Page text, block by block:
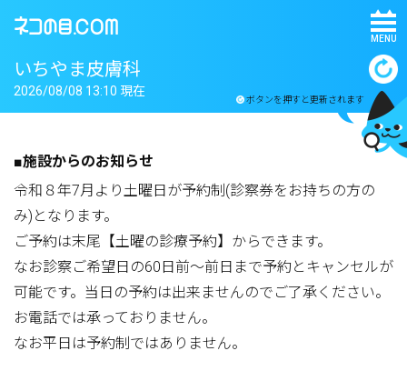
MENU
いちやま皮膚科
ボタンを押すと更新されます
2026/08/08 13:10 現在
■施設からのお知らせ
令和８年7月より土曜日が予約制(診察券をお持ちの方の
み)となります。
ご予約は末尾【土曜の診療予約】からできます。
なお診察ご希望日の60日前～前日まで予約とキャンセルが
可能です。当日の予約は出来ませんのでご了承ください。
お電話では承っておりません。
なお平日は予約制ではありません。